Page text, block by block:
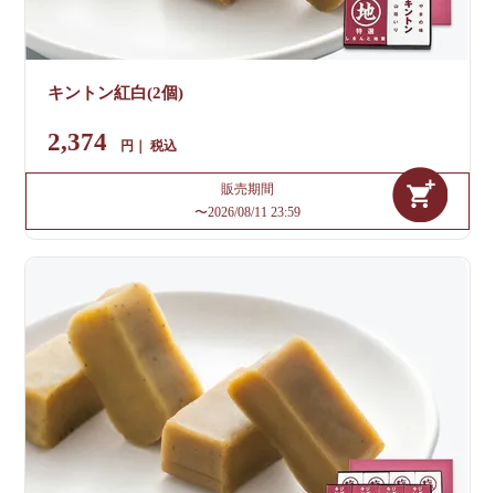
キントン紅白(2個)
2,374 税込
販売期間
〜2026/08/11 23:59